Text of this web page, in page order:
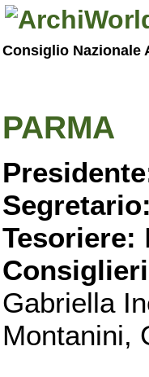
Consiglio Nazionale
PARMA
Segretario:
Tesoriere:
Gabriella
Montanini,